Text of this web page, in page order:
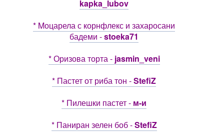
kapka_lubov
* Mоцарела с корнфлекс и захаросани
бадеми -stoeka71
* Оризова торта - jasmin_veni
* Пастет от риба тон -StefiZ
* Пилешки пастет - м-и
* Паниран зелен боб -StefiZ